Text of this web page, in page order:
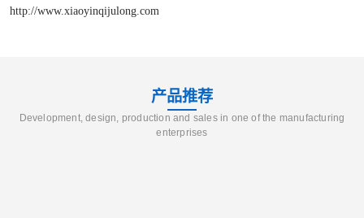
http://www.xiaoyinqijulong.com
产品推荐
Development, design, production and sales in one of the manufacturing
enterprises